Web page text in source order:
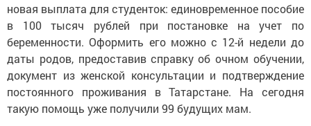
новая выплата для студенток: единовременное пособие
в 100 тысяч рублей при постановке на учет по
беременности. Оформить его можно с 12-й недели до
даты родов, предоставив справку об очном обучении,
документ из женской консультации и подтверждение
постоянного проживания в Татарстане. На сегодня
такую помощь уже получили 99 будущих мам.